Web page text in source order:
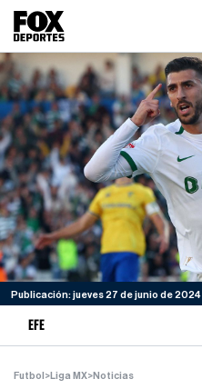
Publicación: jueves 27 de junio de 2024
EFE
Futbol >Liga MX>Noticias